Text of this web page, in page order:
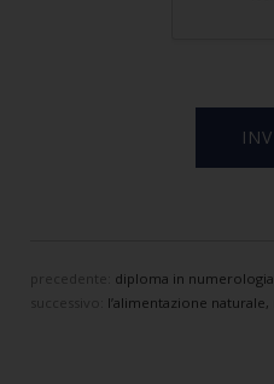
precedente: diploma in
l’alimentazione